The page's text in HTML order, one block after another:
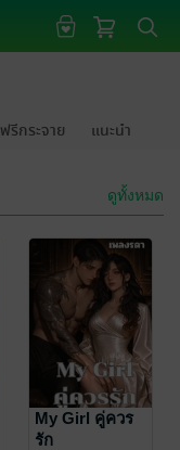
ฟรีกระจาย แนะนำ
ดูทั้งหมด
My Girl คู่ควร
รัก